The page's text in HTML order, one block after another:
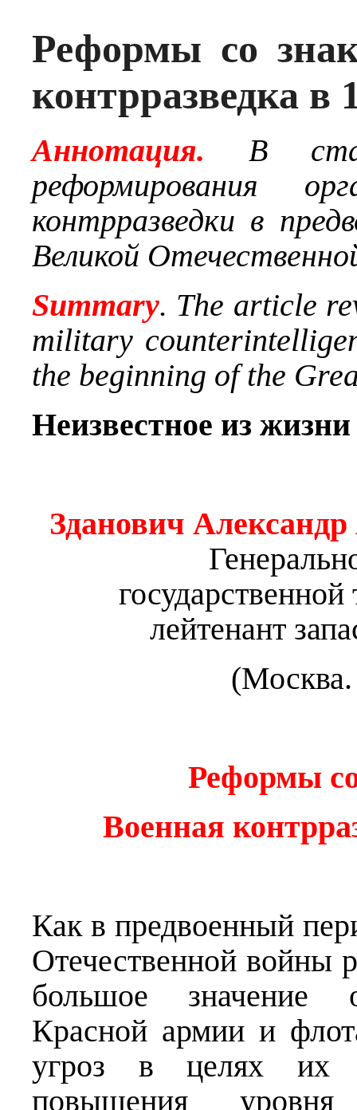
Реформы со
контрразведка в
Аннотация. В
реформирования
контрразведки в
Великой
Summary. The article
military
the beginning of the
Неизвестное из
Зданович
лейтенант
Реформы
Военная
Как в предвоенный
Отечественной войны
большое значение
Красной армии и
угроз в целях их
повышения